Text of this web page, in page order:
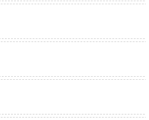
dzień 2D napisy